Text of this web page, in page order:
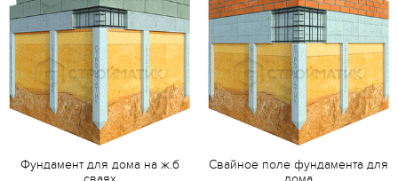
Фундамент для дома на ж.б
Свайное поле фундамента для